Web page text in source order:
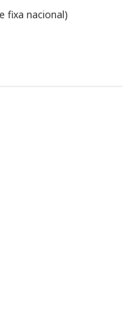
fixa nacional)